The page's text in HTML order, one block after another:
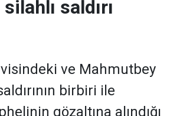
saldırı
ve Mahmutbey
birbiri ile
gözaltına alındığı